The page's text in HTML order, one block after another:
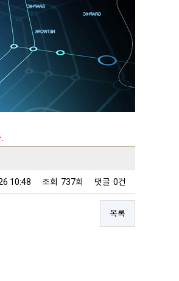
.
10:48 조회 737회 댓글 0건
목록